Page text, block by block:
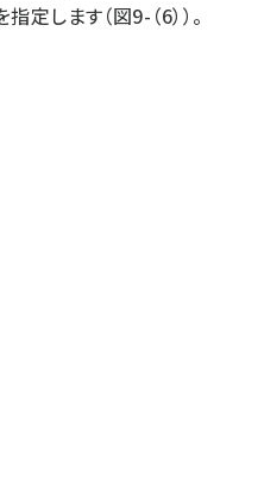
定します（図9-（6））。